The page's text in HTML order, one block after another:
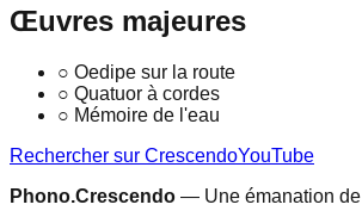
Œuvres majeures
○ Oedipe sur la route
○ Quatuor à cordes
○ Mémoire de l'eau
Rechercher sur CrescendoYouTube
Phono.Crescendo — Une émanation de